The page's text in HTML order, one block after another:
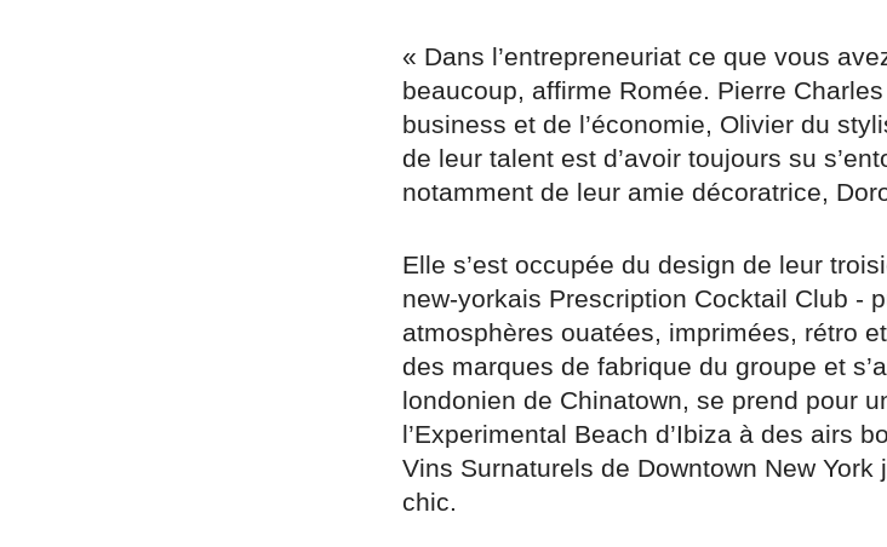
« Dans l’entrepreneuriat ce que vous
beaucoup, affirme Romée. Pierre
business et de l’économie, Olivier du
de leur talent est d’avoir toujours su
notamment de leur amie décoratrice,
Elle s’est occupée du design de leur
new-yorkais Prescription Cocktail Club -
atmosphères ouatées, imprimées, rétro
des marques de fabrique du groupe et
londonien de Chinatown, se prend pour
l’Experimental Beach d’Ibiza à des airs
Vins Surnaturels de Downtown New York
chic.